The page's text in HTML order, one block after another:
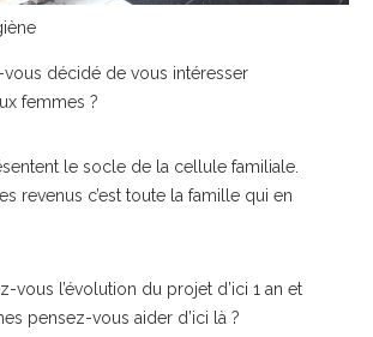
vous décidé de vous intéresser
femmes ?
le socle de la cellule familiale.
revenus c’est toute la famille qui en
vous l’évolution du projet d’ici 1 an et
pensez-vous aider d’ici là ?